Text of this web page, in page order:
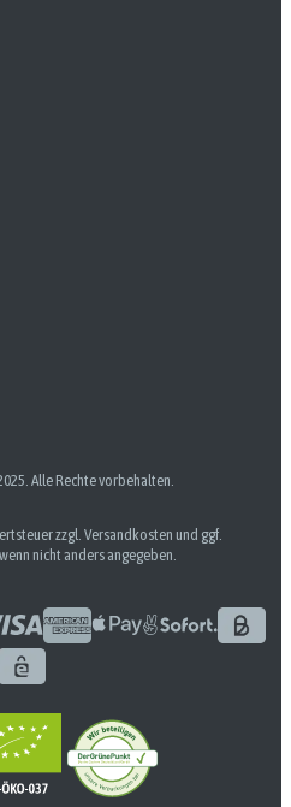
Alle Rechte vorbehalten.
zzgl. Versandkosten und ggf.
nicht anders angegeben.